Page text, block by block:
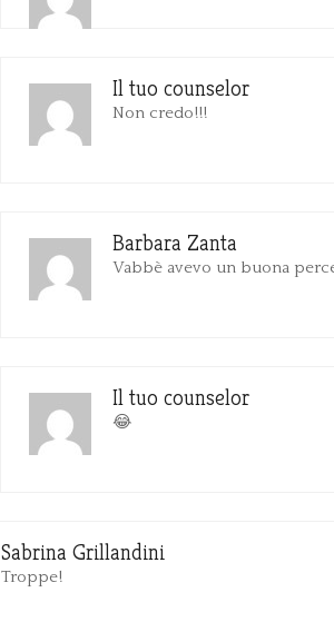
Il tuo counselor
Non credo!!!
Barbara Zanta
Vabbè avevo un buona​
Il tuo counselor
😂
Sabrina Grillandini
Troppe!